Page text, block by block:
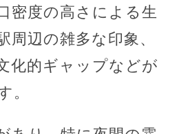
密度の高さによる生
周辺の雑多な印象、
化的ギャップなどが
。